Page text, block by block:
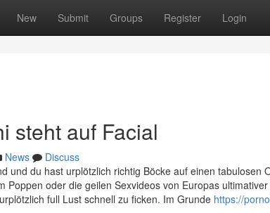
New Submit Groups Register Login
steht auf Facial
News
Discuss
und du hast urplötzlich richtig Böcke auf einen tabulosen
Poppen oder die geilen Sexvideos von Europas
full Lust schnell zu ficken. Im Grunde https://